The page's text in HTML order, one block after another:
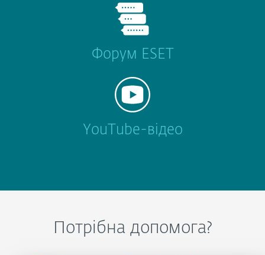
Форум ESET
YouTube-відео
Потрібна допомога?